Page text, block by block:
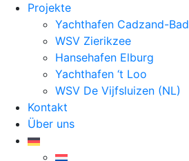
Projekte
Yachthafen Cadzand-Bad
WSV Zierikzee
Hansehafen Elburg
Yachthafen ‘t Loo
WSV De Vijfsluizen (NL)
Kontakt
Über uns